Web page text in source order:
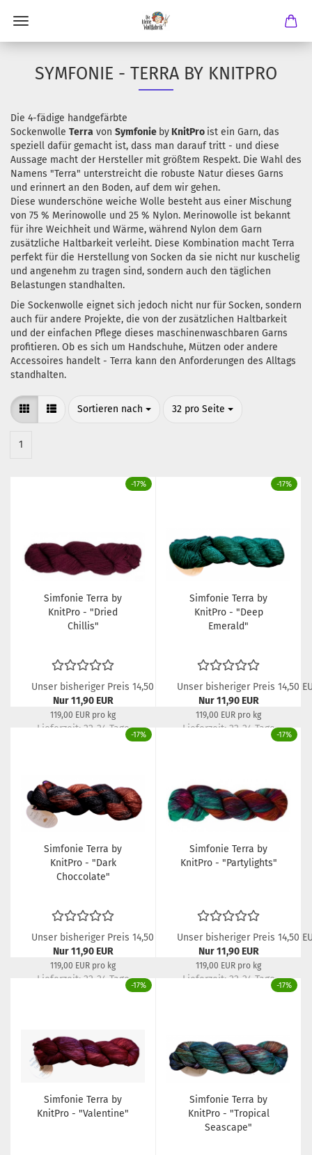
SYMFONIE - TERRA BY KNITPRO
Die 4-fädige handgefärbte
Sockenwolle Terra von Symfonie by KnitPro ist ein Garn, das
speziell dafür gemacht ist, dass man darauf tritt - und diese
Aussage macht der Hersteller mit größtem Respekt. Die Wahl des
Namens "Terra" unterstreicht die robuste Natur dieses Garns
und erinnert an den Boden, auf dem wir gehen.
Diese wunderschöne weiche Wolle besteht aus einer Mischung
von 75 % Merinowolle und 25 % Nylon. Merinowolle ist bekannt
für ihre Weichheit und Wärme, während Nylon dem Garn
zusätzliche Haltbarkeit verleiht. Diese Kombination macht Terra
perfekt für die Herstellung von Socken da sie nicht nur kuschelig
und angenehm zu tragen sind, sondern auch den täglichen
Belastungen standhalten.
Die Sockenwolle eignet sich jedoch nicht nur für Socken, sondern
auch für andere Projekte, die von der zusätzlichen Haltbarkeit
und der einfachen Pflege dieses maschinenwaschbaren Garns
profitieren. Ob es sich um Handschuhe, Mützen oder andere
Accessoires handelt - Terra kann den Anforderungen des Alltags
standhalten.
Sortieren nach
Sortieren nach 32 pro Seite
pro Seite
1
-17%
Simfonie Terra by
KnitPro - "Dried
Chillis"
Unser bisheriger Preis 14,50 EUR
Nur 11,90 EUR
119,00 EUR pro kg
Lieferzeit: 22-24 Tage
-17%
Simfonie Terra by
KnitPro - "Deep
Emerald"
Unser bisheriger Preis 14,50
Nur 11,90 EUR
119,00 EUR pro kg
Lieferzeit: 22-24 Tage
-17%
Simfonie Terra by
KnitPro - "Dark
Choccolate"
Unser bisheriger Preis 14,50 EUR
Nur 11,90 EUR
119,00 EUR pro kg
Lieferzeit: 22-24 Tage
-17%
Simfonie Terra by
KnitPro - "Partylights"
Unser bisheriger Preis 14,50
Nur 11,90 EUR
119,00 EUR pro kg
Lieferzeit: 22-24 Tage
-17%
Simfonie Terra by
KnitPro - "Valentine"
-17%
Simfonie Terra by
KnitPro - "Tropical
Seascape"